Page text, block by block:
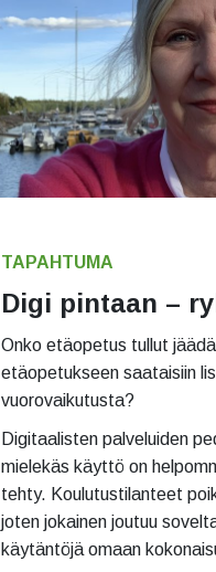
TAPAHTUMA
Digi pintaan –
Onko etäopetus tullut
etäopetukseen saataisiin
vuorovaikutusta?
Digitaalisten palveluiden
mielekäs käyttö on
tehty. Koulutustilanteet
joten jokainen joutuu
käytäntöjä omaan